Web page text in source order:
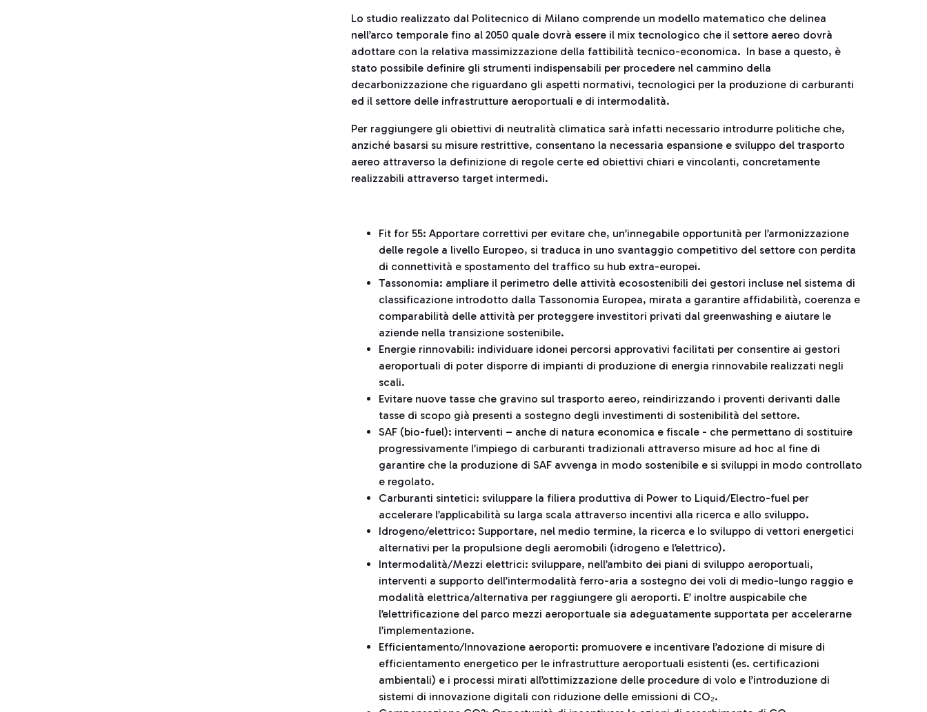
Lo studio realizzato dal Politecnico di Milano comprende un modello matematico che delinea
nell’arco temporale fino al 2050 quale dovrà essere il mix tecnologico che il settore aereo dovrà
adottare con la relativa massimizzazione della fattibilità tecnico-economica. In base a questo, è
stato possibile definire gli strumenti indispensabili per procedere nel cammino della
decarbonizzazione che riguardano gli aspetti normativi, tecnologici per la produzione di carburanti
ed il settore delle infrastrutture aeroportuali e di intermodalità.
Per raggiungere gli obiettivi di neutralità climatica sarà infatti necessario introdurre politiche che,
anziché basarsi su misure restrittive, consentano la necessaria espansione e sviluppo del trasporto
aereo attraverso la definizione di regole certe ed obiettivi chiari e vincolanti, concretamente
realizzabili attraverso target intermedi.
Fit for 55: Apportare correttivi per evitare che, un’innegabile opportunità per l’armonizzazione
delle regole a livello Europeo, si traduca in uno svantaggio competitivo del settore con perdita
di connettività e spostamento del traffico su hub extra-europei.
Tassonomia: ampliare il perimetro delle attività ecosostenibili dei gestori incluse nel sistema di
classificazione introdotto dalla Tassonomia Europea, mirata a garantire affidabilità, coerenza e
comparabilità delle attività per proteggere investitori privati dal greenwashing e aiutare le
aziende nella transizione sostenibile.
Energie rinnovabili: individuare idonei percorsi approvativi facilitati per consentire ai gestori
aeroportuali di poter disporre di impianti di produzione di energia rinnovabile realizzati negli
scali.
Evitare nuove tasse che gravino sul trasporto aereo, reindirizzando i proventi derivanti dalle
tasse di scopo già presenti a sostegno degli investimenti di sostenibilità del settore.
SAF (bio-fuel): interventi – anche di natura economica e fiscale - che permettano di sostituire
progressivamente l’impiego di carburanti tradizionali attraverso misure ad hoc al fine di
garantire che la produzione di SAF avvenga in modo sostenibile e si sviluppi in modo controllato
e regolato.
Carburanti sintetici: sviluppare la filiera produttiva di Power to Liquid/Electro-fuel per
accelerare l’applicabilità su larga scala attraverso incentivi alla ricerca e allo sviluppo.
Idrogeno/elettrico: Supportare, nel medio termine, la ricerca e lo sviluppo di vettori energetici
alternativi per la propulsione degli aeromobili (idrogeno e l’elettrico).
Intermodalità/Mezzi elettrici: sviluppare, nell’ambito dei piani di sviluppo aeroportuali,
interventi a supporto dell’intermodalità ferro-aria a sostegno dei voli di medio-lungo raggio e
modalità elettrica/alternativa per raggiungere gli aeroporti. E’ inoltre auspicabile che
l’elettrificazione del parco mezzi aeroportuale sia adeguatamente supportata per accelerarne
l’implementazione.
Efficientamento/Innovazione aeroporti: promuovere e incentivare l’adozione di misure di
efficientamento energetico per le infrastrutture aeroportuali esistenti (es. certificazioni
ambientali) e i processi mirati all’ottimizzazione delle procedure di volo e l’introduzione di
sistemi di innovazione digitali con riduzione delle emissioni di CO₂.